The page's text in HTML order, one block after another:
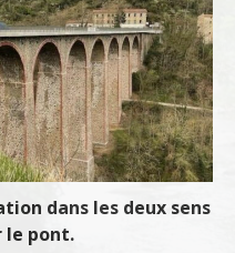
dans les deux sens
le pont.